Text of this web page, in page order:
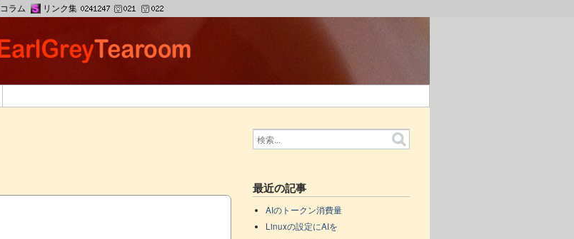
最近の記事
AIのトークン消費量
Linuxの設定にAIを
コラム リンク集